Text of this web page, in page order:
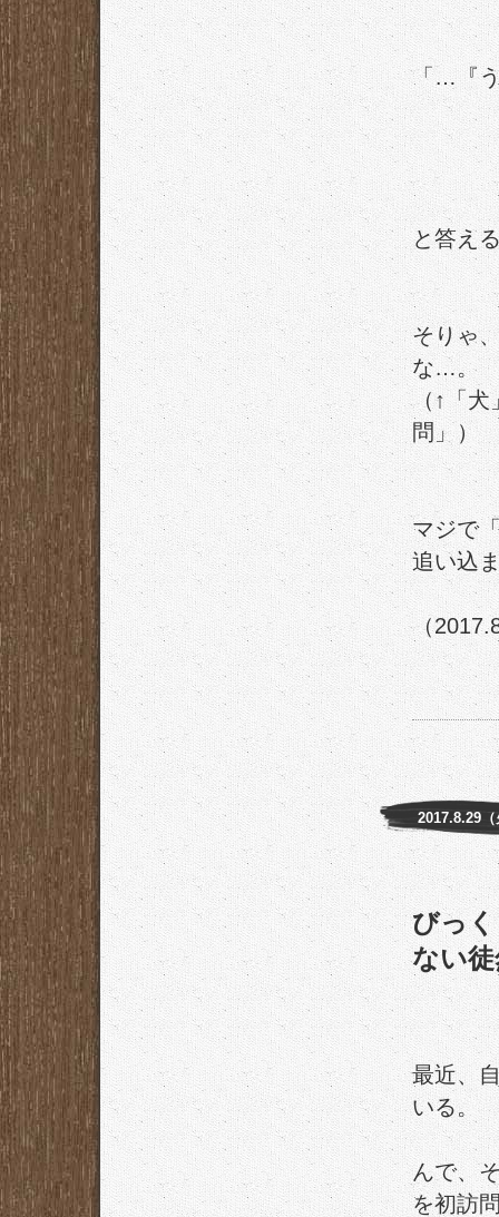
「…『
と答え
そりゃ
な…。
（↑「犬
問」）
マジで
追い込
（
2017.8.29（
びっ
ない
最近、
いる。
んで、
を初訪